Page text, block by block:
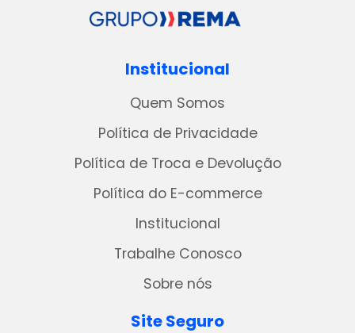
Institucional
Quem Somos
Política de Privacidade
Política de Troca e Devolução
Política do E-commerce
Institucional
Trabalhe Conosco
Sobre nós
Site Seguro